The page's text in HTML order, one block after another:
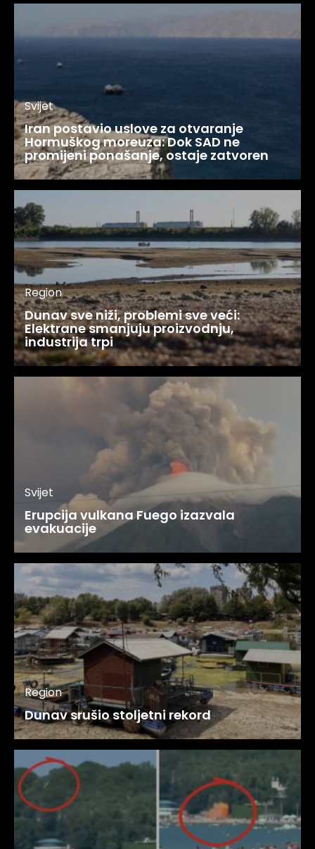
Svijet
Iran postavio uslove za otvaranje
Hormuškog moreuza: Dok SAD ne
promijeni ponašanje, ostaje zatvoren
Region
Dunav sve niži, problemi sve veći:
Elektrane smanjuju proizvodnju,
industrija trpi
Svijet
Erupcija vulkana Fuego izazvala
evakuacije
Region
Dunav srušio stoljetni rekord